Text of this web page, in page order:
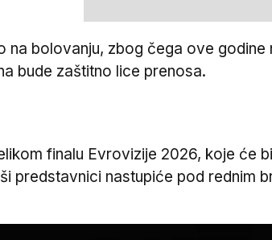
na bolovanju, zbog čega ove
bude zaštitno lice prenosa.
finalu Evrovizije 2026, koje će
predstavnici nastupiće pod rednim